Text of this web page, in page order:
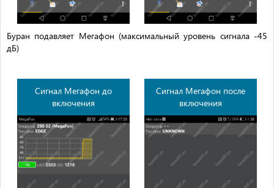
Буран подавляет Мегафон (максимальный уровень сигнала -45
дБ)
Сигнал Мегафон до
включения
Сигнал Мегафон после
включения